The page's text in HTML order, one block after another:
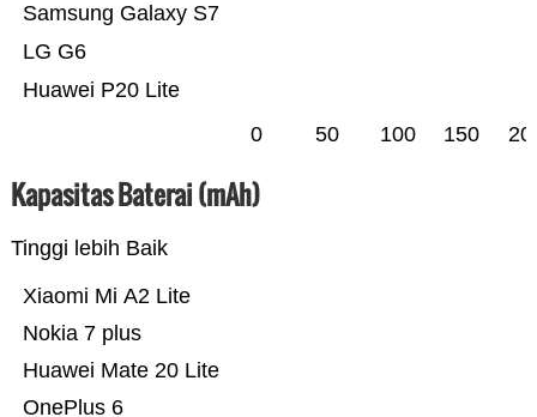
Huawei P20 Lite
LG G6
Samsung Galaxy S7
0 50 100 150
Kapasitas Baterai (mAh)
Tinggi lebih Baik
OnePlus 6
Huawei Mate 20 Lite
Nokia 7 plus
Xiaomi Mi A2 Lite